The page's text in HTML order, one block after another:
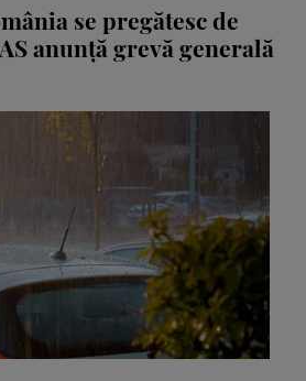
se pregătesc de
anunță grevă generală